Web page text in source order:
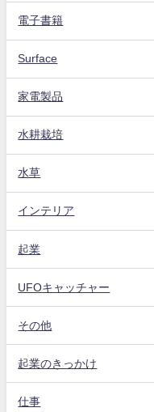
電子書籍
Surface
家電製品
水耕栽培
水草
インテリア
起業
UFOキャッチャー
その他
起業のきっかけ
仕事